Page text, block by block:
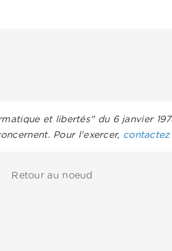
et libertés" du 6 janvier
Pour l'exercer, contactez
Retour au noeud